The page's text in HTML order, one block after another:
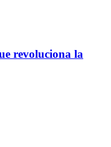
revoluciona la